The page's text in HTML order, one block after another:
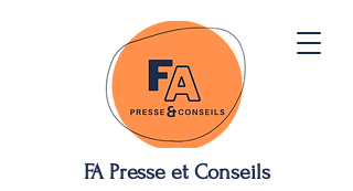
FA Presse et Conseils